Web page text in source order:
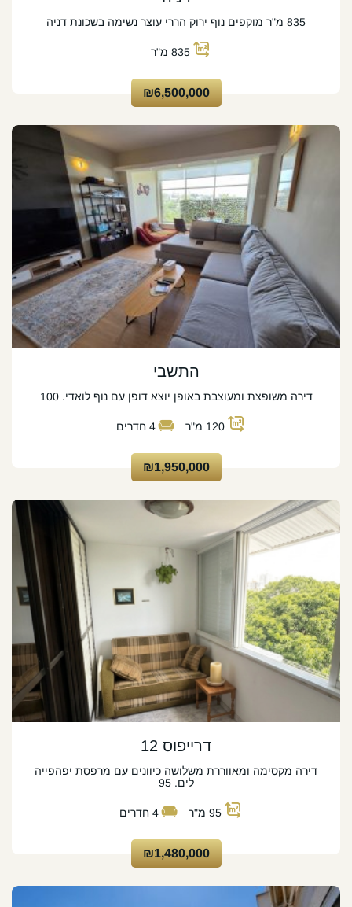
835 מ"ר מוקפים נוף ירוק הררי עוצר נשימה בשכונת דניה
835 מ"ר
₪6,500,000
התשבי
דירה משופצת ומעוצבת באופן יוצא דופן עם נוף לואדי. 100
120 מ"ר 4 חדרים
₪1,950,000
דרייפוס 12
דירה מקסימה ומאווררת משלושה כיוונים עם מרפסת יפהפייה
לים. 95
95 מ"ר 4 חדרים
₪1,480,000